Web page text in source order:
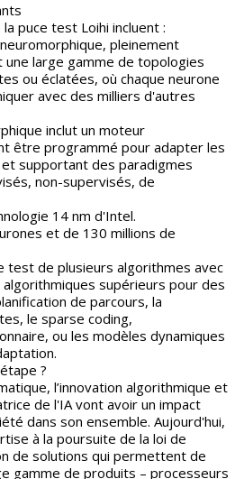
puce test Loihi incluent :
pleinement
large gamme de topologies
ou éclatées, où chaque neurone
avec des milliers d'autres
inclut un moteur
être programmé pour adapter les
supportant des paradigmes
non-supervisés, de
14 nm d'Intel.
et de 130 millions de
test de plusieurs algorithmes avec
supérieurs pour des
de parcours, la
le sparse coding,
ou les modèles dynamiques
?
l’innovation algorithmique et
de l'IA vont avoir un impact
dans son ensemble. Aujourd'hui,
à la poursuite de la loi de
de solutions qui permettent de
gamme de produits – processeurs